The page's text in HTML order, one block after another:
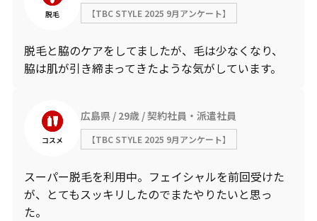
脱毛 【TBC STYLE 2025 9月アンケート】
脱毛と脇のケアをしてましたが、毛は少なくなり、
脇は肌が引き締まってきたような気がしています。
コスメ
広島県 29歳 契約社員・派遣社員
【TBC STYLE 2025 9月アンケート】
スーパー脱毛を利用中。フェイシャルを前回受けた
が、とてもスッキリしたのでまたやりたいと思っ
た。